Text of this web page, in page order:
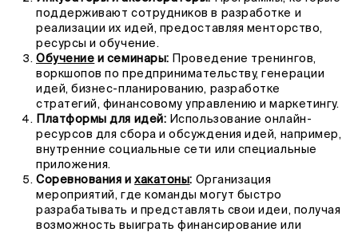
поддерживают сотрудников в разработке и
реализации их идей, предоставляя менторство,
ресурсы и обучение.
Обучение и семинары: Проведение тренингов,
воркшопов по предпринимательству, генерации
идей, бизнес-планированию, разработке
стратегий, финансовому управлению и маркетингу.
Платформы для идей: Использование онлайн-
ресурсов для сбора и обсуждения идей, например,
внутренние социальные сети или специальные
приложения.
Соревнования ихакатоны: Организация
мероприятий, где команды могут быстро
разрабатывать и представлять свои идеи, получая
возможность выиграть финансирование или